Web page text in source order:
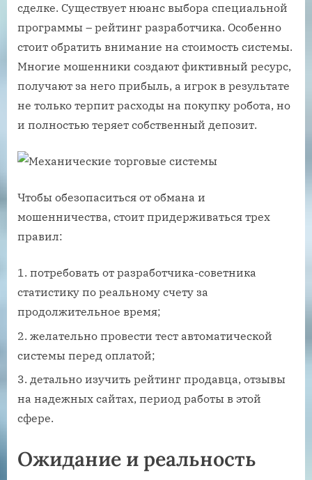
сделке. Существует нюанс выбора специальной
программы – рейтинг разработчика. Особенно
стоит обратить внимание на стоимость системы.
Многие мошенники создают фиктивный ресурс,
получают за него прибыль, а игрок в результате
не только терпит расходы на покупку робота, но
и полностью теряет собственный депозит.
Чтобы обезопаситься от обмана и
мошенничества, стоит придерживаться трех
правил:
потребовать от разработчика-советника
статистику по реальному счету за
продолжительное время;
желательно провести тест автоматической
системы перед оплатой;
детально изучить рейтинг продавца, отзывы
на надежных сайтах, период работы в этой
сфере.
Ожидание и реальность